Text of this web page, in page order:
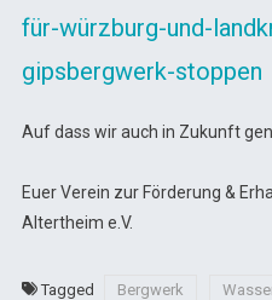
für-würzburg-und-
gipsbergwerk-stoppen
Auf dass wir auch in Zukunft
Euer Verein zur Förderung &
Altertheim e.V.
Tagged Bergwerk